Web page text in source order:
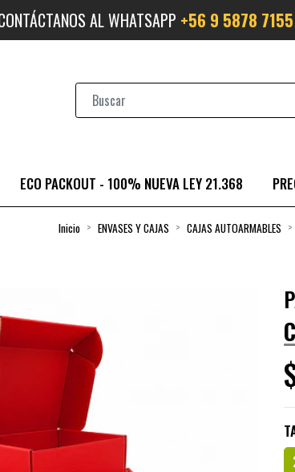
AL WHATSAPP +56 9 5878 7155
ECO PACKOUT - 100% NUEVA LEY 21.368
Inicio ENVASES Y CAJAS CAJAS AUTOARMABLES